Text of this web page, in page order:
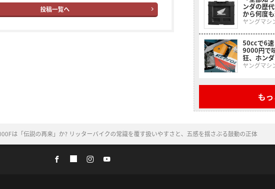
投稿一覧へ ンダの歴
から何度
リントし
クス ホン
ヤングマシ
50ccで6
9000円で
狂、ホン
せない走
ヤングマシ
も
は「伝説の再来」か? リッターバイクの常識を覆す扱いやすさと、五感を揺さぶる鼓動の正体